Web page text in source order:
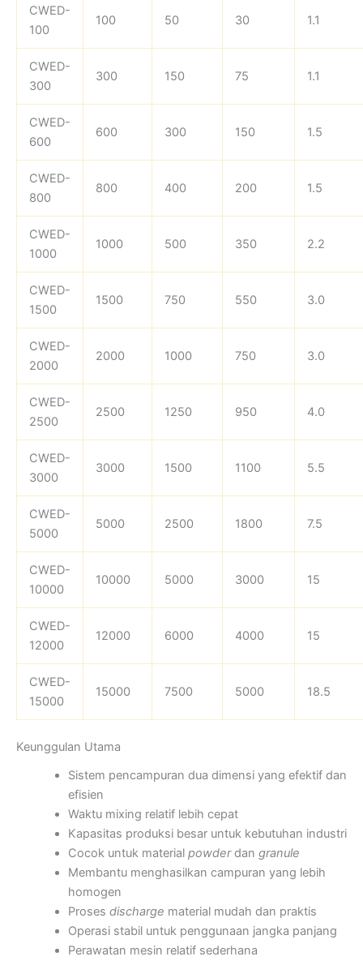
CWED-
100
100 50 30 1.1
CWED-
300
300 150 75 1.1
CWED-
600
600 300 150 1.5
CWED-
800
800 400 200 1.5
CWED-
1000
1000 500 350 2.2
CWED-
1500
1500 750 550 3.0
CWED-
2000
2000 1000 750 3.0
CWED-
2500
2500 1250 950 4.0
CWED-
3000
3000 1500 1100 5.5
CWED-
5000
5000 2500 1800 7.5
CWED-
10000
10000 5000 3000 15
CWED-
12000
12000 6000 4000 15
CWED-
15000
15000 7500 5000 18.5
Keunggulan Utama
Sistem pencampuran dua dimensi yang efektif dan
efisien
Waktu mixing relatif lebih cepat
Kapasitas produksi besar untuk kebutuhan industri
Cocok untuk material powderdan granule
Membantu menghasilkan campuran yang lebih
homogen
Proses discharge material mudah dan praktis
Operasi stabil untuk penggunaan jangka panjang
Perawatan mesin relatif sederhana